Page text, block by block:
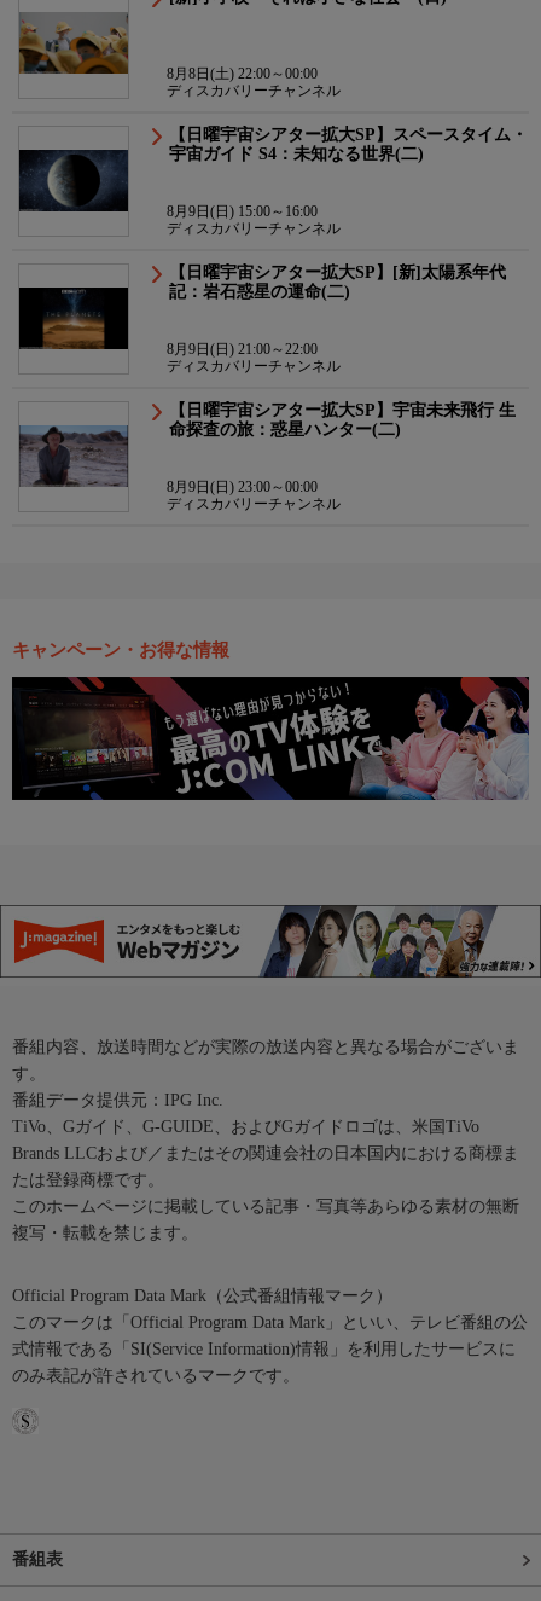
8月8日(土) 22:00～00:00
ディスカバリーチャンネル
【日曜宇宙シアター拡大SP】スペースタイム・
宇宙ガイド S4：未知なる世界(二)
8月9日(日) 15:00～16:00
ディスカバリーチャンネル
【日曜宇宙シアター拡大SP】[新]太陽系年代
記：岩石惑星の運命(二)
8月9日(日) 21:00～22:00
ディスカバリーチャンネル
【日曜宇宙シアター拡大SP】宇宙未来飛行 生
命探査の旅：惑星ハンター(二)
8月9日(日) 23:00～00:00
ディスカバリーチャンネル
キャンペーン・お得な情報
番組内容、放送時間などが実際の放送内容と異なる場合がございま
す。
番組データ提供元：IPG Inc.
TiVo、Gガイド、G-GUIDE、およびGガイドロゴは、米国TiVo
Brands LLCおよび／またはその関連会社の日本国内における商標ま
たは登録商標です。
このホームページに掲載している記事・写真等あらゆる素材の無断
複写・転載を禁じます。
Official Program Data Mark（公式番組情報マーク）
このマークは「Official Program Data Mark」といい、テレビ番組の公
式情報である「SI(Service Information)情報」を利用したサービスに
のみ表記が許されているマークです。
番組表